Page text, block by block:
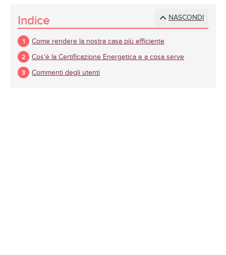
NASCONDI
Indice
Come rendere la nostra casa più efficiente
Cos'è la Certificazione Energetica e a cosa serve
Commenti degli utenti